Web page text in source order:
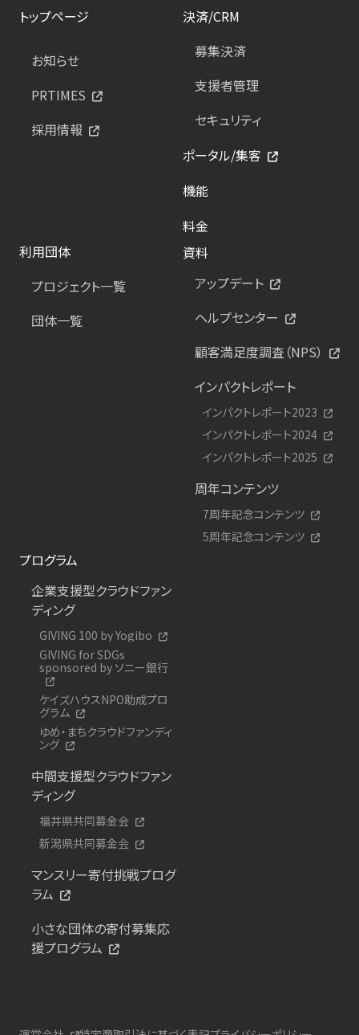
トップページ
お知らせ
PRTIMES
採用情報
決済/CRM
募集決済
支援者管理
セキュリティ
ポータル/集客
機能
料金
利用団体
プロジェクト一覧
団体一覧
資料
アップデート
ヘルプセンター
顧客満足度調査（NPS）
インパクトレポート
インパクトレポート2023
インパクトレポート2024
インパクトレポート2025
周年コンテンツ
7周年記念コンテンツ
5周年記念コンテンツ
プログラム
企業支援型クラウドファン
ディング
GIVING 100 by Yogibo
GIVING for SDGs
sponsored by ソニー銀行
ケイズハウスNPO助成プロ
グラム
ゆめ・まちクラウドファンディ
ング
中間支援型クラウドファン
ディング
福井県共同募金会
新潟県共同募金会
マンスリー寄付挑戦プログ
ラム
小さな団体の寄付募集応
援プログラム